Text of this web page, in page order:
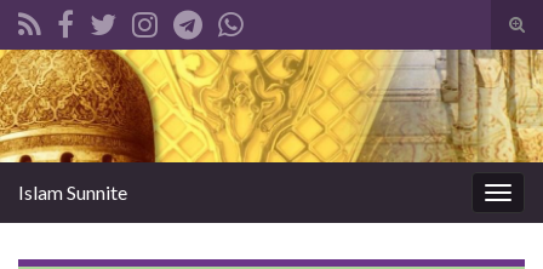
Search for:
Islam Sunnite